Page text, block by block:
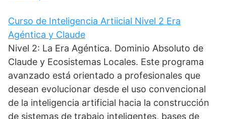
Curso de Inteligencia Artiicial Nivel 2 Era
Agéntica y Claude
Nivel 2: La Era Agéntica. Dominio Absoluto de
Claude y Ecosistemas Locales. Este programa
avanzado está orientado a profesionales que
desean evolucionar desde el uso convencional
de la inteligencia artificial hacia la construcción
de sistemas de trabajo inteligentes, bases de